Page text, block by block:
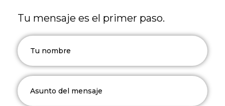
Tu mensaje es el primer paso.